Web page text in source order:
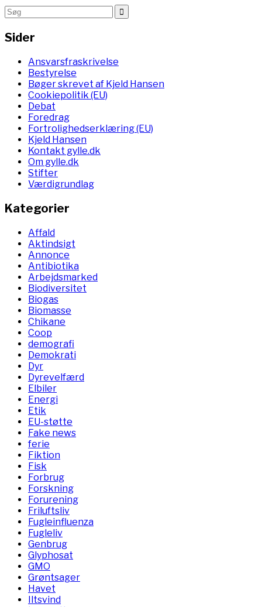
Sider
Ansvarsfraskrivelse
Bestyrelse
Bøger skrevet af Kjeld Hansen
Cookiepolitik (EU)
Debat
Foredrag
Fortrolighedserklæring (EU)
Kjeld Hansen
Kontakt gylle.dk
Om gylle.dk
Stifter
Værdigrundlag
Kategorier
Affald
Aktindsigt
Annonce
Antibiotika
Arbejdsmarked
Biodiversitet
Biogas
Biomasse
Chikane
Coop
demografi
Demokrati
Dyr
Dyrevelfærd
Elbiler
Energi
Etik
EU-støtte
Fake news
ferie
Fiktion
Fisk
Forbrug
Forskning
Forurening
Friluftsliv
Fugleinfluenza
Fugleliv
Genbrug
Glyphosat
GMO
Grøntsager
Havet
Iltsvind